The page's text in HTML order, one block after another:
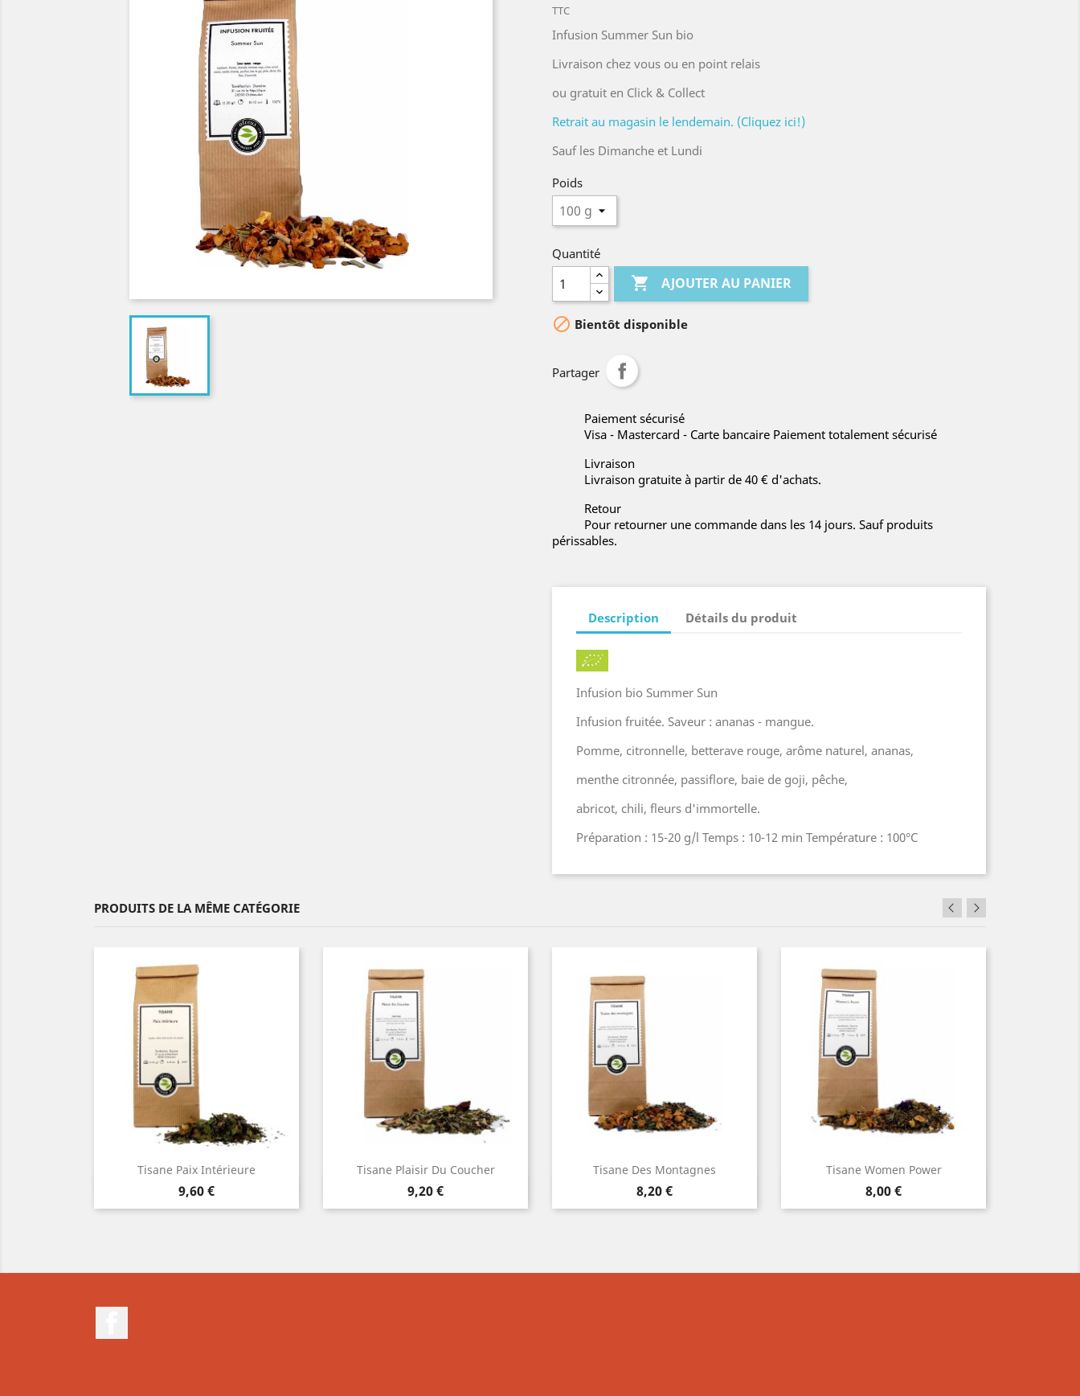
TTC
Infusion Summer Sun bio
Livraison chez vous ou en point relais
ou gratuit en Click & Collect
Retrait au magasin le lendemain. (Cliquez ici!)
Sauf les Dimanche et Lundi
Poids
Quantité
 AJOUTER AU PANIER
 Bientôt disponible
Partager
Paiement sécurisé
Visa - Mastercard - Carte bancaire Paiement totalement sécurisé
Livraison
Livraison gratuite à partir de 40 € d'achats.
Retour
Pour retourner une commande dans les 14 jours. Sauf produits
périssables.
Description Détails du produit
Infusion bio Summer Sun
Infusion fruitée. Saveur : ananas - mangue.
Pomme, citronnelle, betterave rouge, arôme naturel, ananas,
menthe citronnée, passiflore, baie de goji, pêche,
abricot, chili, fleurs d'immortelle.
Préparation : 15-20 g/l Temps : 10-12 min Température : 100°C
PRODUITS DE LA MÊME CATÉGORIE
Tisane Paix Intérieure
Prix
9,60 €
Aperçu rapide
Tisane Plaisir Du Coucher
Prix
9,20 €
Aperçu rapide
Tisane Des Montagnes
Prix
8,20 €
Aperçu rapide
Tisane Women Power
Prix
8,00 €
Aperçu rapide